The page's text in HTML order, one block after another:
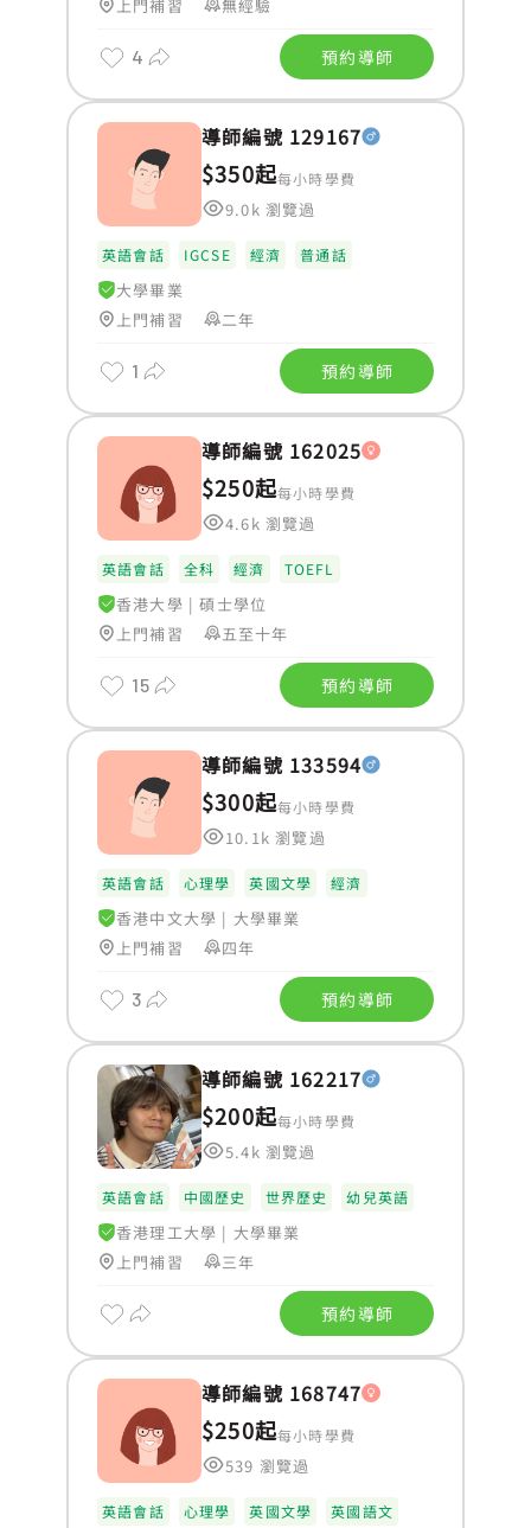
上門補習 無經驗
4 預約導師
導師編號 129167
$350起每小時學費
9.0k 瀏覽過
英語會話 IGCSE 經濟 普通話
大學畢業
上門補習
二年
1 預約導師
導師編號 162025
$250起每小時學費
4.6k 瀏覽過
英語會話 全科 經濟 TOEFL
香港大學 |碩士學位
上門補習
五至十年
15 預約導師
導師編號 133594
$300起每小時學費
10.1k 瀏覽過
英語會話 心理學 英國文學 經濟
香港中文大學 | 大學畢業
上門補習
四年
3 預約導師
導師編號 162217
$200起每小時學費
5.4k 瀏覽過
英語會話 中國歷史 世界歷史 幼兒英語
香港理工大學 | 大學畢業
上門補習
三年
預約導師
導師編號 168747
$250起每小時學費
539 瀏覽過
英語會話 心理學 英國文學 英國語文